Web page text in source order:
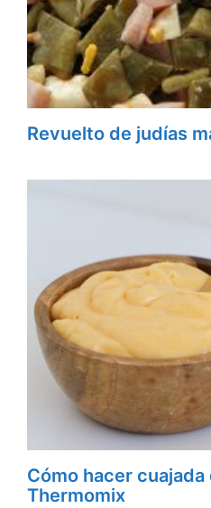
Revuelto de judías
Cómo hacer
Thermomix